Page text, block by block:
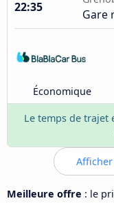
22:35 Gare
Économique
Le temps de trajet
Meilleure offre : le